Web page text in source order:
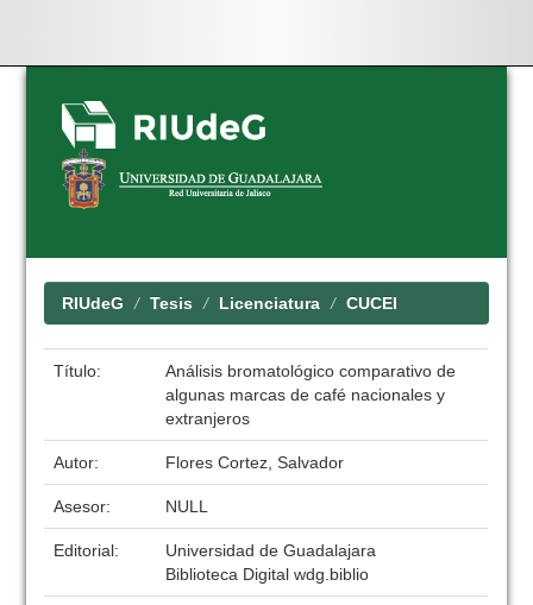
Skip
navigation
RIUdeG Tesis Licenciatura CUCEI
Título:
Análisis bromatológico comparativo de
algunas marcas de café nacionales y
extranjeros
Autor: Flores Cortez, Salvador
Asesor: NULL
Editorial:
Universidad de Guadalajara
Biblioteca Digital wdg.biblio